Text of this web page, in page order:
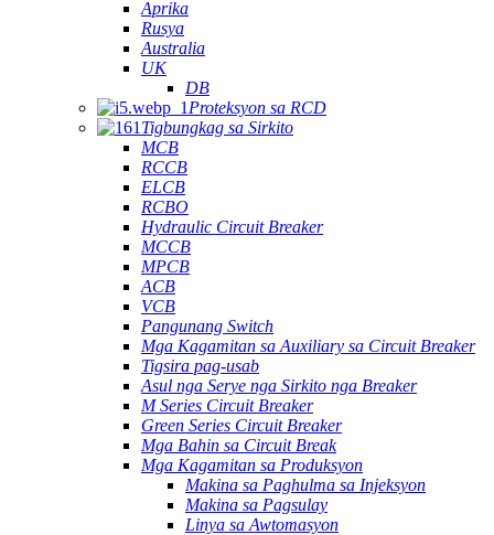
Aprika
Rusya
Australia
UK
DB
Proteksyon sa RCD
Tigbungkag sa Sirkito
MCB
RCCB
ELCB
RCBO
Hydraulic Circuit Breaker
MCCB
MPCB
ACB
VCB
Pangunang Switch
Mga Kagamitan sa Auxiliary sa Circuit Breaker
Tigsira pag-usab
Asul nga Serye nga Sirkito nga Breaker
M Series Circuit Breaker
Green Series Circuit Breaker
Mga Bahin sa Circuit Break
Mga Kagamitan sa Produksyon
Makina sa Paghulma sa Injeksyon
Makina sa Pagsulay
Linya sa Awtomasyon